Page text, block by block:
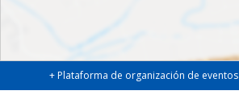
+ Plataforma de organización de eventos